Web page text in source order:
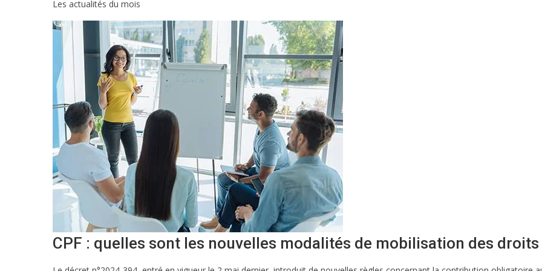
Les actualités du mois
CPF : quelles sont les nouvelles modalités de mobilisation des droits